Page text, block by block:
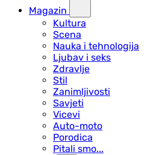
Magazin
Kultura
Scena
Nauka i tehnologija
Ljubav i seks
Zdravlje
Stil
Zanimljivosti
Savjeti
Vicevi
Auto-moto
Porodica
Pitali smo...